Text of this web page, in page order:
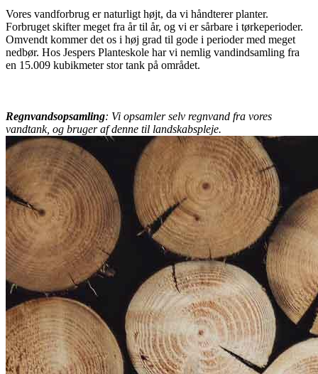
Vores vandforbrug er naturligt højt, da vi håndterer planter.
Forbruget skifter meget fra år til år, og vi er sårbare i tørkeperioder.
Omvendt kommer det os i høj grad til gode i perioder med meget
nedbør. Hos Jespers Planteskole har vi nemlig vandindsamling fra
en 15.009 kubikmeter stor tank på området.
Regnvandsopsamling: Vi opsamler selv regnvand fra vores
vandtank, og bruger af denne til landskabspleje.